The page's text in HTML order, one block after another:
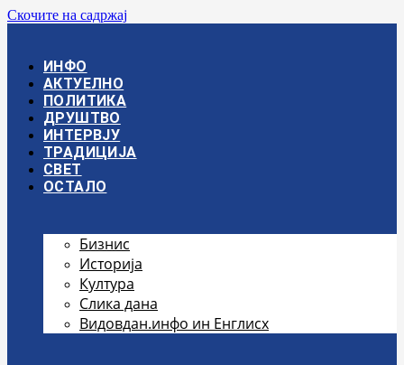
Скочите на садржај
ИНФО
АКТУЕЛНО
ПОЛИТИКА
ДРУШТВО
ИНТЕРВЈУ
ТРАДИЦИЈА
СВЕТ
ОСТАЛО
Бизнис
Историја
Култура
Слика дана
Видовдан.инфо ин Енглисх